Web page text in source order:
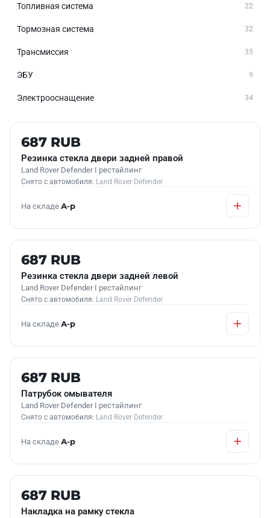
Топливная система 22
Тормозная система 32
Трансмиссия 35
ЭБУ 9
Электрооснащение 34
Б/У В НАЛИЧИИ
687 RUB
Резинка стекла двери задней правой
Land Rover Defender I рестайлинг
Снято с автомобиля: Land Rover Defender
На складе А-р
Б/У В НАЛИЧИИ
687 RUB
Резинка стекла двери задней левой
Land Rover Defender I рестайлинг
Снято с автомобиля: Land Rover Defender
На складе А-р
Б/У В НАЛИЧИИ
687 RUB
Патрубок омывателя
Land Rover Defender I рестайлинг
Снято с автомобиля: Land Rover Defender
На складе А-р
Б/У В НАЛИЧИИ
687 RUB
Накладка на рамку стекла